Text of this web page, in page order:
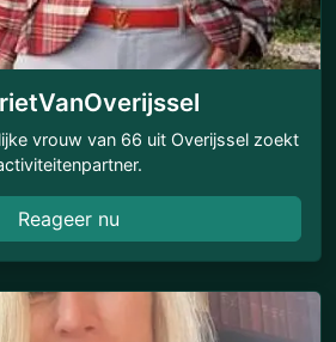
vrouw van 66 uit Overijssel zoekt
Reageer nu